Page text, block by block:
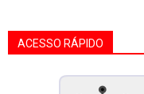
ACESSO RÁPIDO